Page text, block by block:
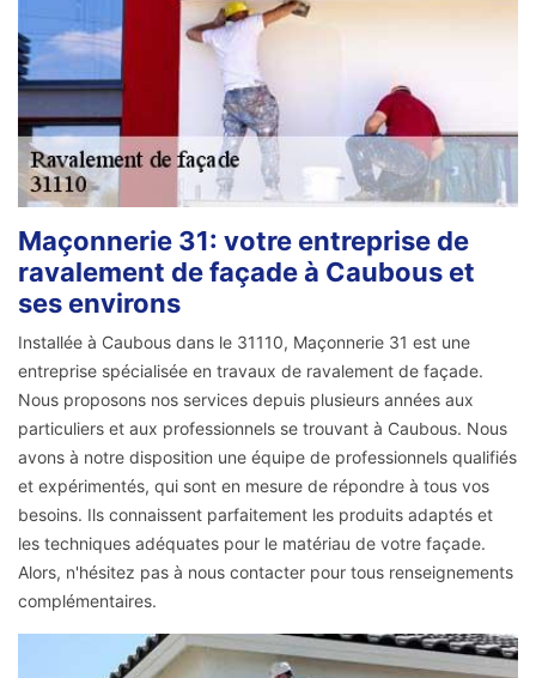
Maçonnerie 31: votre entreprise de
ravalement de façade à Caubous et
ses environs
Installée à Caubous dans le 31110, Maçonnerie 31 est une
entreprise spécialisée en travaux de ravalement de façade.
Nous proposons nos services depuis plusieurs années aux
particuliers et aux professionnels se trouvant à Caubous. Nous
avons à notre disposition une équipe de professionnels qualifiés
et expérimentés, qui sont en mesure de répondre à tous vos
besoins. Ils connaissent parfaitement les produits adaptés et
les techniques adéquates pour le matériau de votre façade.
Alors, n'hésitez pas à nous contacter pour tous renseignements
complémentaires.